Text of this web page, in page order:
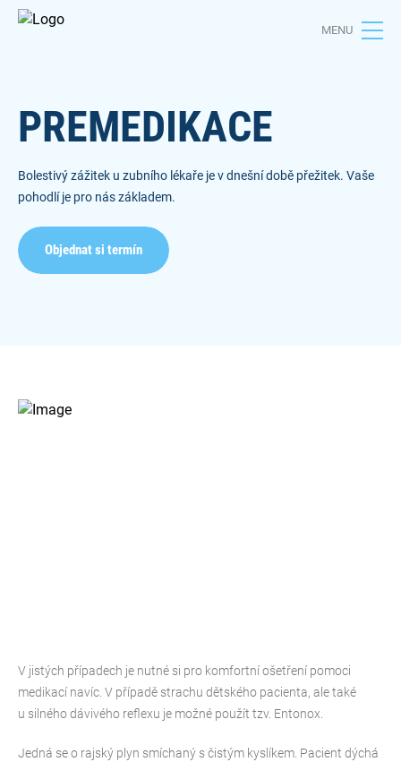
MENU
PREMEDIKACE
Bolestivý zážitek u zubního lékaře je v dnešní době přežitek. Vaše
pohodlí je pro nás základem.
Objednat si termín
V jistých případech je nutné si pro komfortní ošetření pomoci
medikací navíc. V případě strachu dětského pacienta, ale také
u silného dávivého reflexu je možné použít tzv. Entonox.
Jedná se o rajský plyn smíchaný s čistým kyslíkem. Pacient dýchá